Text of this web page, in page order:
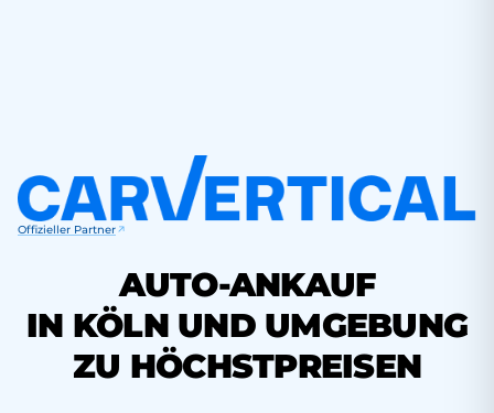
Offizieller Partner
AUTO-ANKAUF
IN KÖLN UND UMGEBUNG
ZU HÖCHSTPREISEN